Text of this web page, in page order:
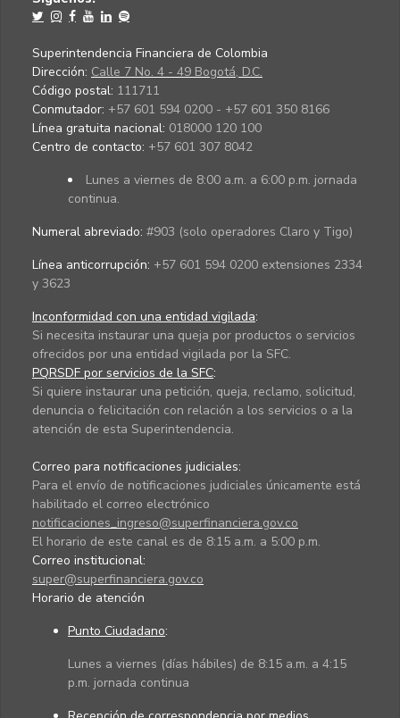
Superintendencia Financiera de Colombia
Dirección: Calle 7 No. 4 - 49 Bogotá, D.C.
Código postal: 111711
Conmutador: +57 601 594 0200 - +57 601 350 8166
Línea gratuita nacional: 018000 120 100
Centro de contacto: +57 601 307 8042
Lunes a viernes de 8:00 a.m. a 6:00 p.m. jornada
continua.
Numeral abreviado: #903 (solo operadores Claro y Tigo)
Línea anticorrupción: +57 601 594 0200 extensiones 2334
y 3623
Inconformidad con una entidad vigilada:
Si necesita instaurar una queja por productos o servicios
ofrecidos por una entidad vigilada por la SFC.
PQRSDF por servicios de la SFC:
Si quiere instaurar una petición, queja, reclamo, solicitud,
denuncia o felicitación con relación a los servicios o a la
atención de esta Superintendencia.
Correo para notificaciones judiciales:
Para el envío de notificaciones judiciales únicamente está
habilitado el correo electrónico
notificaciones_ingreso@superfinanciera.gov.co
El horario de este canal es de 8:15 a.m. a 5:00 p.m.
Correo institucional:
super@superfinanciera.gov.co
Horario de atención
Punto Ciudadano:
Lunes a viernes (días hábiles) de 8:15 a.m. a 4:15
p.m. jornada continua